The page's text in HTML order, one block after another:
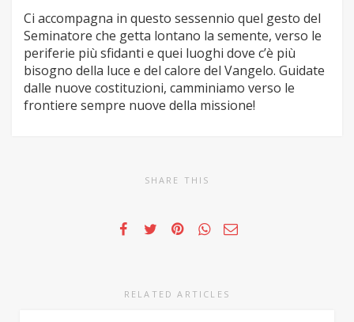
Ci accompagna in questo sessennio quel gesto del
Seminatore che getta lontano la semente, verso le
periferie più sfidanti e quei luoghi dove c’è più
bisogno della luce e del calore del Vangelo. Guidate
dalle nuove costituzioni, camminiamo verso le
frontiere sempre nuove della missione!
SHARE THIS
RELATED ARTICLES